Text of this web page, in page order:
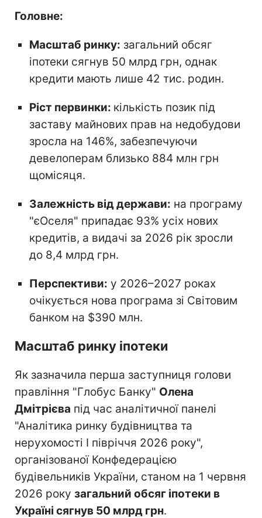
Головне:
Масштаб ринку: загальний обсяг
іпотеки сягнув 50 млрд грн, однак
кредити мають лише 42 тис. родин.
Ріст первинки: кількість позик під
заставу майнових прав на недобудови
зросла на 146%, забезпечуючи
девелоперам близько 884 млн грн
щомісяця.
Залежність від держави: на програму
"єОселя" припадає 93% усіх нових
кредитів, а видачі за 2026 рік зросли
до 8,4 млрд грн.
Перспективи: у 2026–2027 роках
очікується нова програма зі Світовим
банком на $390 млн.
Масштаб ринку іпотеки
Як зазначила перша заступниця голови
правління "Глобус Банку" Олена
Дмітрієва під час аналітичної панелі
"Аналітика ринку будівництва та
нерухомості І півріччя 2026 року",
організованої Конфедерацією
будівельників України, станом на 1 червня
2026 року загальний обсяг іпотеки в
Україні сягнув 50 млрд грн.